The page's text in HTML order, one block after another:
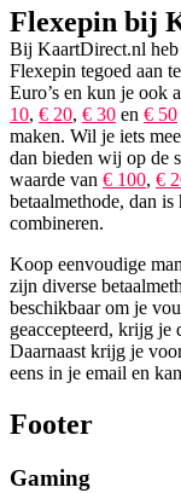
Flexepin bij
Bij KaartDirect.nl heb
Flexepin tegoed aan
Euro’s en kun je ook
10, € 20, € 30 en € 50
maken. Wil je iets
dan bieden wij op de
waarde van € 100, €
betaalmethode, dan
combineren.
Koop eenvoudige
zijn diverse
beschikbaar om je
geaccepteerd, krijg je
Daarnaast krijg je
eens in je email en
Footer
Gaming